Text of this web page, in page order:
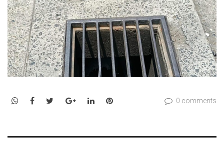
WhatsApp
Facebook
TwitterGoogle+LinkedInPinterest 0 comments